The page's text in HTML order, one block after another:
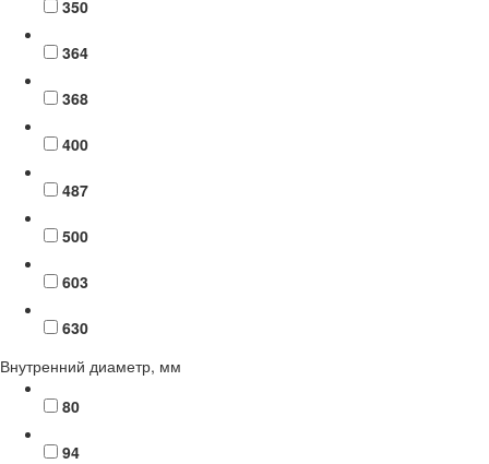
350
364
368
400
487
500
603
630
Внутренний диаметр, мм
80
94